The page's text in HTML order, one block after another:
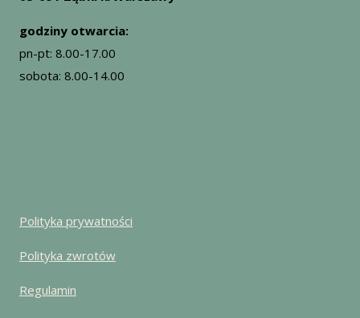
godziny otwarcia:
pn-pt: 8.00-17.00
sobota: 8.00-14.00
Polityka prywatności
Polityka zwrotów
Regulamin